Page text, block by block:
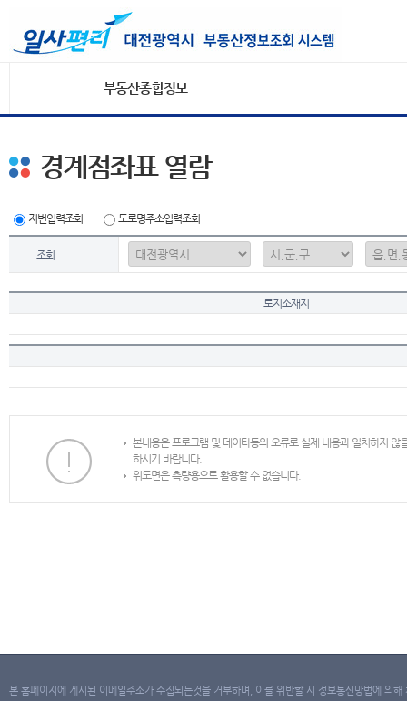
부동산종합정보
경계점좌표 열람
지번입력조회 도로명주소입력조회
조회
토지소재지
본내용은 프로그램 및 데이타등의 오류로 실제 내용과 일치하지
하시기 바랍니다.
위도면은 측량용으로 활용할 수 없습니다.
본 홈페이지에 게시된 이메일주소가 수집되는것을 거부하며, 이를 위반할 시 정보통신망법에 의